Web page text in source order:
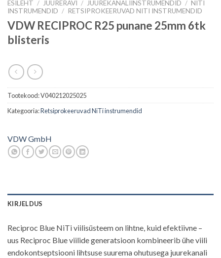
ESILEHT / JUURERAVI / JUUREKANALIINSTRUMENDID / NITI
INSTRUMENDID / RETSIPROKEERUVAD NITI INSTRUMENDID
VDW RECIPROC R25 punane 25mm 6tk
blisteris
Tootekood:V040212025025
Kategooria:Retsiprokeeruvad NiTi instrumendid
VDW GmbH
KIRJELDUS
Reciproc Blue NiTi viilisüsteem on lihtne, kuid efektiivne –
uus Reciproc Blue viilide generatsioon kombineerib ühe viili
endokontseptsiooni lihtsuse suurema ohutusega juurekanali